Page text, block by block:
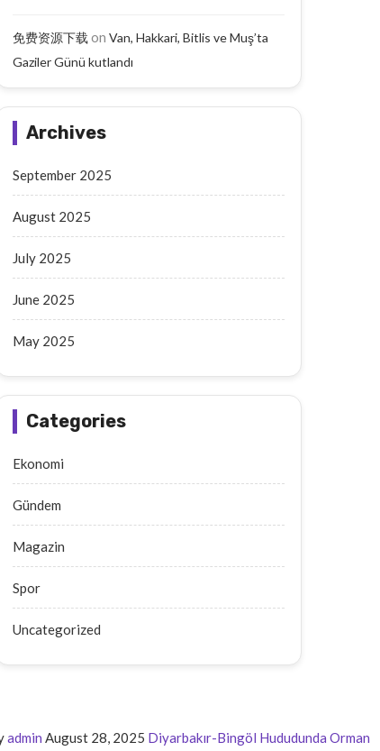
免费资源下载 on Van, Hakkari, Bitlis ve Muş’ta
Gaziler Günü kutlandı
Archives
September 2025
August 2025
July 2025
June 2025
May 2025
Categories
Ekonomi
Gündem
Magazin
Spor
Uncategorized
admin August 28, 2025 Diyarbakır-Bingöl Hududunda Orman